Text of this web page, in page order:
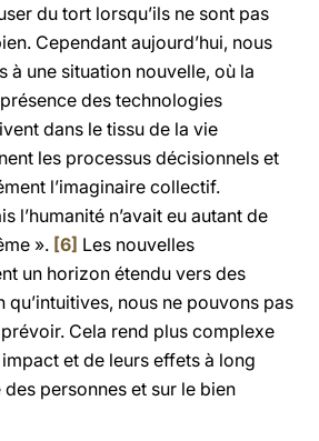
du tort lorsqu’ils ne sont pas
Cependant aujourd’hui, nous
à une situation nouvelle, où la
des technologies
dans le tissu de la vie
les processus décisionnels et
l’imaginaire collectif.
l’humanité n’avait eu autant de
». [6] Les nouvelles
un horizon étendu vers des
nous ne pouvons pas
Cela rend plus complexe
et de leurs effets à long
personnes et sur le bien